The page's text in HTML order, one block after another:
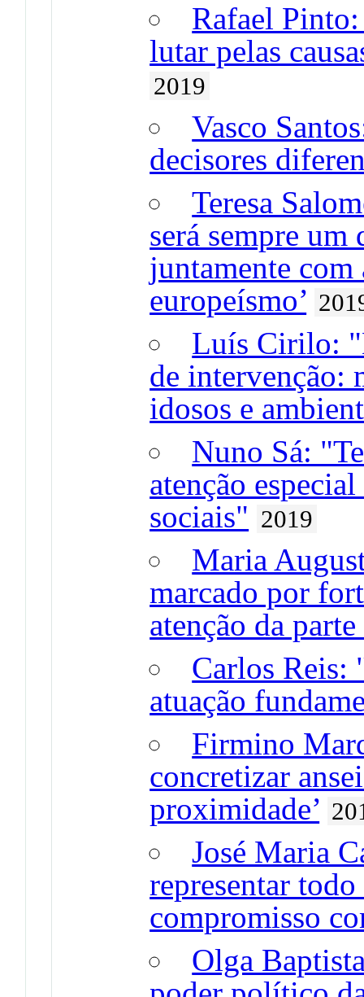
Rafael
lutar pelas
2019
Vasco
decisores
Teresa
será sempre
juntamente com
europeísmo’
Luís Cirilo:
de intervenção:
idosos e
Nuno Sá:
atenção
sociais" 2019
Maria
marcado por
atenção da
Carlos Reis:
atuação
Firmino
concretizar
proximidade’
José Maria
representar
compromisso
Olga